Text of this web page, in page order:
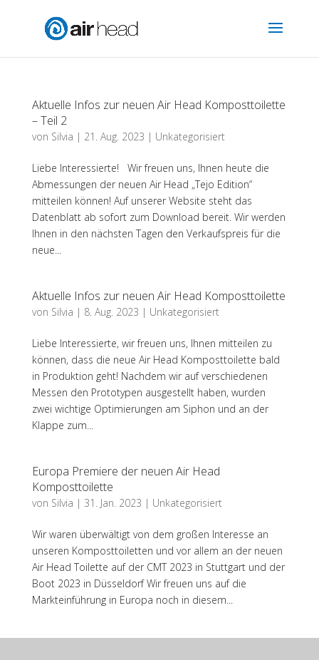
Aktuelle Infos zur neuen Air Head Komposttoilette
– Teil 2
von Silvia | 21. Aug. 2023 | Unkategorisiert
Liebe Interessierte! Wir freuen uns, Ihnen heute die
Abmessungen der neuen Air Head „Tejo Edition“
mitteilen können! Auf unserer Website steht das
Datenblatt ab sofort zum Download bereit. Wir werden
Ihnen in den nächsten Tagen den Verkaufspreis für die
neue...
Aktuelle Infos zur neuen Air Head Komposttoilette
von Silvia | 8. Aug. 2023 | Unkategorisiert
Liebe Interessierte, wir freuen uns, Ihnen mitteilen zu
können, dass die neue Air Head Komposttoilette bald
in Produktion geht! Nachdem wir auf verschiedenen
Messen den Prototypen ausgestellt haben, wurden
zwei wichtige Optimierungen am Siphon und an der
Klappe zum...
Europa Premiere der neuen Air Head
Komposttoilette
von Silvia | 31. Jan. 2023 | Unkategorisiert
Wir waren überwältigt von dem großen Interesse an
unseren Komposttoiletten und vor allem an der neuen
Air Head Toilette auf der CMT 2023 in Stuttgart und der
Boot 2023 in Düsseldorf Wir freuen uns auf die
Markteinführung in Europa noch in diesem...